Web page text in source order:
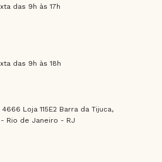
das 9h às 17h
das 9h às 18h
Loja 115E2 Barra da Tijuca,
Rio de Janeiro - RJ